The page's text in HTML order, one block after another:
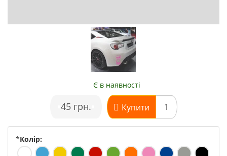
Є в наявності
45 грн. Купити
*Колір: